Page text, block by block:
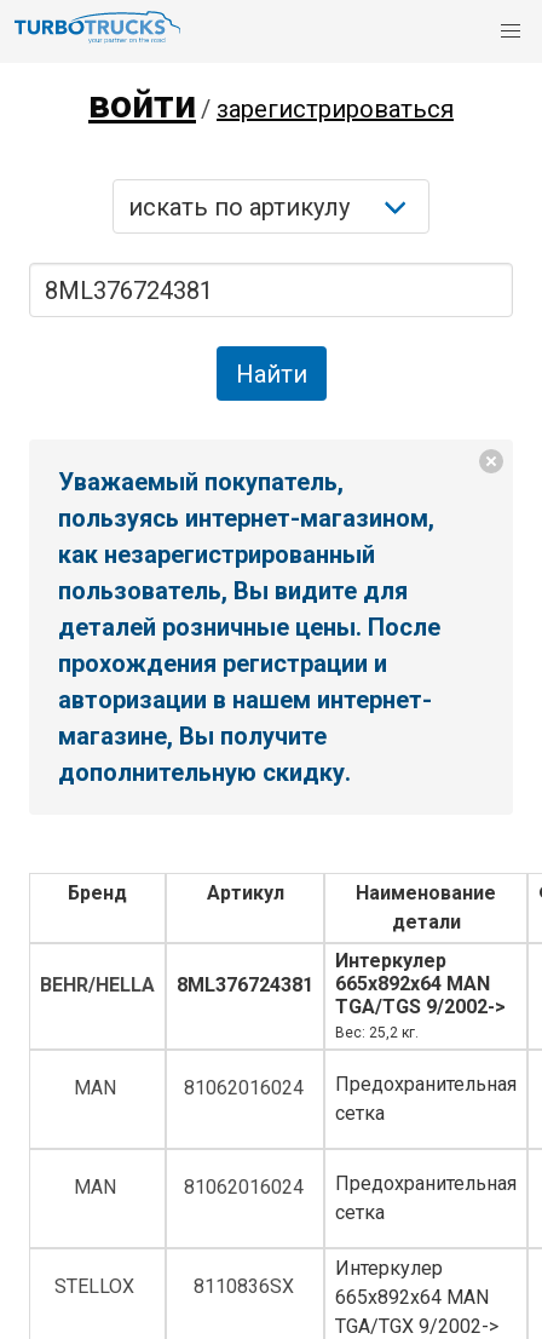
войти / зарегистрироваться
Уважаемый покупатель,
пользуясь интернет-магазином,
как незарегистрированный
пользователь, Вы видите для
деталей розничные цены. После
прохождения регистрации и
авторизации в нашем интернет-
магазине, Вы получите
дополнительную скидку.
Бренд Артикул
Наименование
детали
BEHR/HELLA 8ML376724381
Интеркулер
665x892x64 MAN
TGA/TGS 9/2002->
Вес: 25,2 кг.
MAN 81062016024
Предохранительная
сетка
MAN 81062016024
Предохранительная
сетка
STELLOX 8110836SX
Интеркулер
665x892x64 MAN
TGA/TGX 9/2002->